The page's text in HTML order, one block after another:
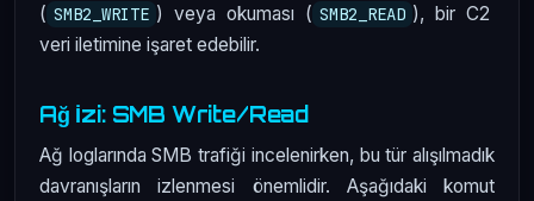
( SMB2_WRITE ) veya okuması ( SMB2_READ ), bir C2
veri iletimine işaret edebilir.
Ağ İzi: SMB Write/Read
Ağ loglarında SMB trafiği incelenirken, bu tür alışılmadık
davranışların izlenmesi önemlidir. Aşağıdaki komut